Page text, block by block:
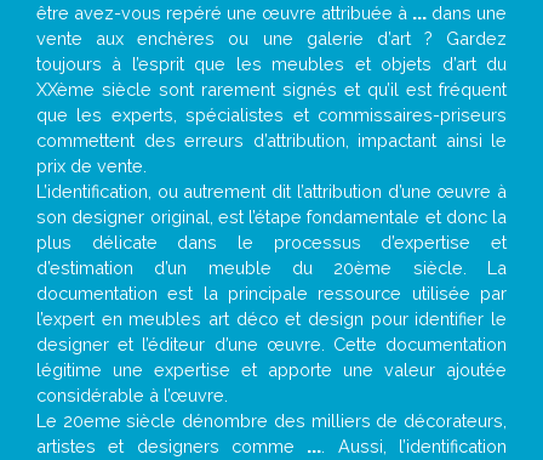
être avez-vous repéré une œuvre attribuée à ... dans une
vente aux enchères ou une galerie d’art ? Gardez
toujours à l’esprit que les meubles et objets d’art du
XXème siècle sont rarement signés et qu’il est fréquent
que les experts, spécialistes et commissaires-priseurs
commettent des erreurs d’attribution, impactant ainsi le
prix de vente.
L’identification, ou autrement dit l’attribution d’une œuvre à
son designer original, est l’étape fondamentale et donc la
plus délicate dans le processus d’expertise et
d’estimation d’un meuble du 20ème siècle. La
documentation est la principale ressource utilisée par
l’expert en meubles art déco et design pour identifier le
designer et l’éditeur d’une œuvre. Cette documentation
légitime une expertise et apporte une valeur ajoutée
considérable à l’œuvre.
Le 20eme siècle dénombre des milliers de décorateurs,
artistes et designers comme ... . Aussi, l’identification